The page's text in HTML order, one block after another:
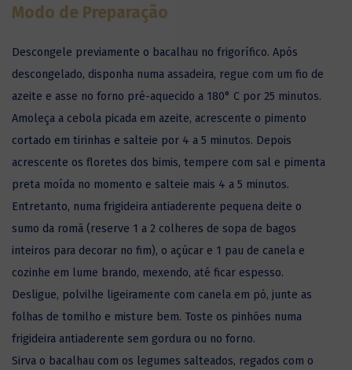
Modo de Preparação
Descongele previamente o bacalhau no frigorífico. Após
descongelado, disponha numa assadeira, regue com um fio de
azeite e asse no forno pré-aquecido a 180° C por 25 minutos.
Amoleça a cebola picada em azeite, acrescente o pimento
cortado em tirinhas e salteie por 4 a 5 minutos. Depois
acrescente os floretes dos bimis, tempere com sal e pimenta
preta moída no momento e salteie mais 4 a 5 minutos.
Entretanto, numa frigideira antiaderente pequena deite o
sumo da romã (reserve 1 a 2 colheres de sopa de bagos
inteiros para decorar no fim), o açúcar e 1 pau de canela e
cozinhe em lume brando, mexendo, até ficar espesso.
Desligue, polvilhe ligeiramente com canela em pó, junte as
folhas de tomilho e misture bem. Toste os pinhões numa
frigideira antiaderente sem gordura ou no forno.
Sirva o bacalhau com os legumes salteados, regados com o